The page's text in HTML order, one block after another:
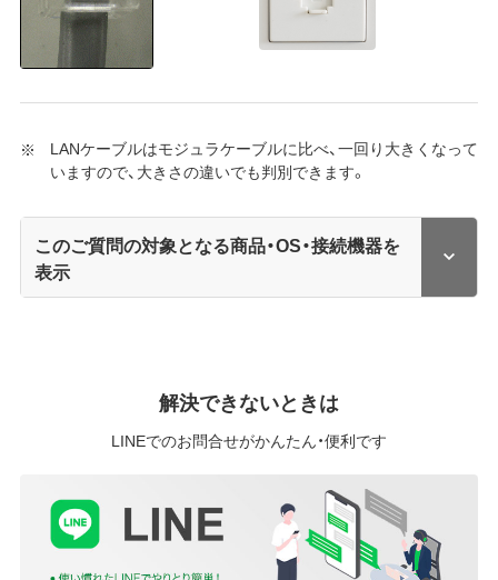
LANケーブルはモジュラケーブルに比べ、一回り大きくなって
いますので、大きさの違いでも判別できます。
このご質問の対象となる商品・OS・接続機器を
表示
解決できないときは
LINEでのお問合せがかんたん・便利です